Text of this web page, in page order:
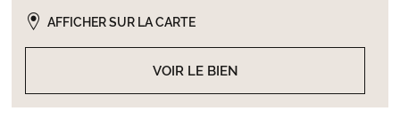
VOIR LE BIEN
AFFICHER SUR LA CARTE